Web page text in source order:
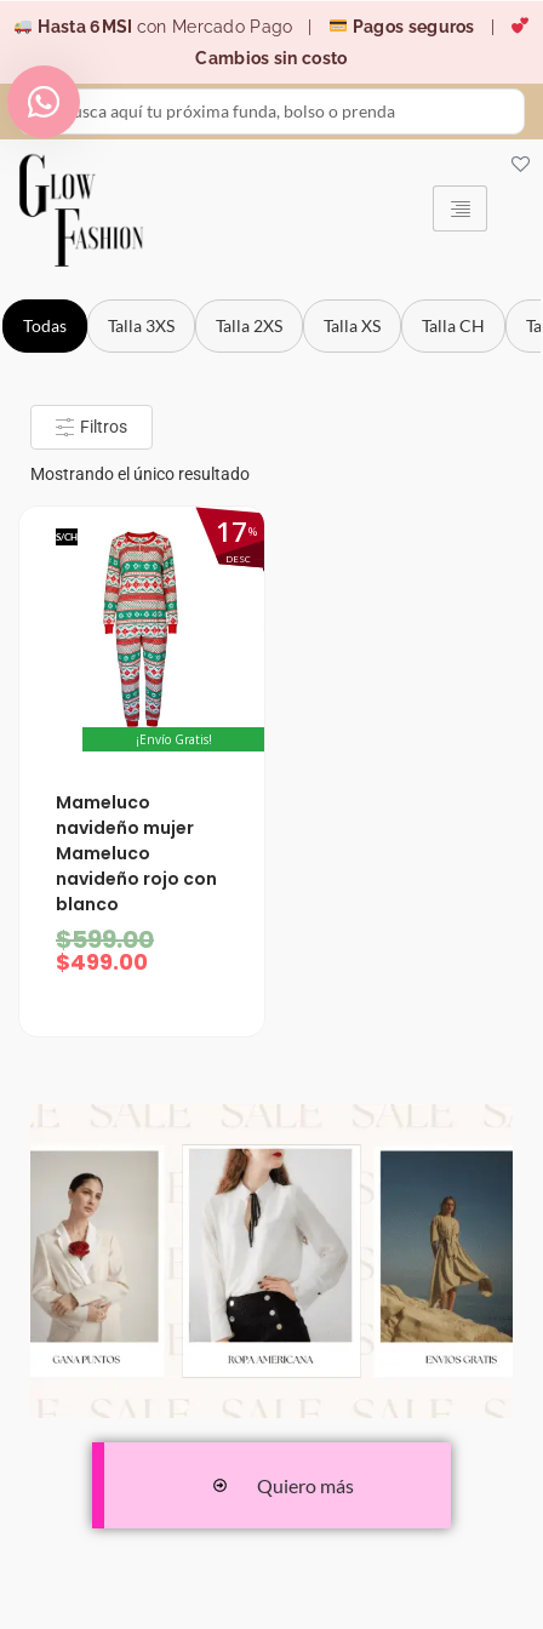
contenido
Hasta 6MSI con Mercado Pago | Pagos seguros
Cambios sin costo
Search
...
Todas Talla 3XS Talla 2XS Talla XS Talla CH
Filtros
Mostrando el único resultado
S/CH %
DESC
17
¡Envío Gratis!
Mameluco
navideño mujer
Mameluco
navideño rojo con
blanco
$599.00
precio
original
$599.00.
$499.00
El
precio
actual
es:
$499.00.
Quiero más